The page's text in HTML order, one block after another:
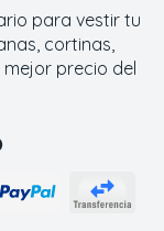
para vestir tu
cortinas,
precio del